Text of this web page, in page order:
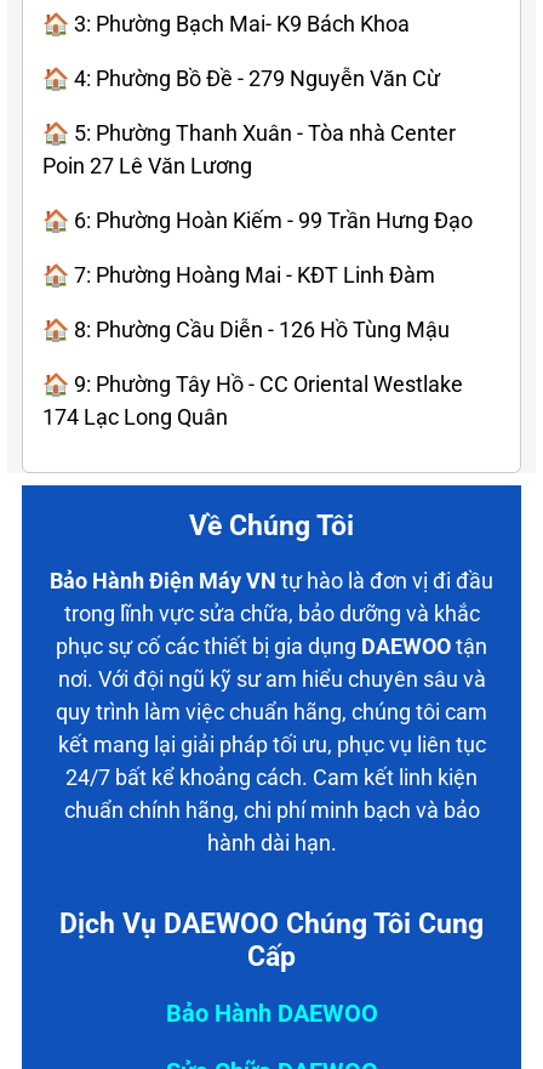
🏠 3: Phường Bạch Mai- K9 Bách Khoa
🏠 4: Phường Bồ Đề - 279 Nguyễn Văn Cừ
🏠 5: Phường Thanh Xuân - Tòa nhà Center
Poin 27 Lê Văn Lương
🏠 6: Phường Hoàn Kiếm - 99 Trần Hưng Đạo
🏠 7: Phường Hoàng Mai - KĐT Linh Đàm
🏠 8: Phường Cầu Diễn - 126 Hồ Tùng Mậu
🏠 9: Phường Tây Hồ - CC Oriental Westlake
174 Lạc Long Quân
Về Chúng Tôi
Bảo Hành Điện Máy VN tự hào là đơn vị đi đầu
trong lĩnh vực sửa chữa, bảo dưỡng và khắc
phục sự cố các thiết bị gia dụng DAEWOOtận
nơi. Với đội ngũ kỹ sư am hiểu chuyên sâu và
quy trình làm việc chuẩn hãng, chúng tôi cam
kết mang lại giải pháp tối ưu, phục vụ liên tục
24/7 bất kể khoảng cách. Cam kết linh kiện
chuẩn chính hãng, chi phí minh bạch và bảo
hành dài hạn.
Dịch Vụ DAEWOO Chúng Tôi Cung
Cấp
Bảo Hành DAEWOO